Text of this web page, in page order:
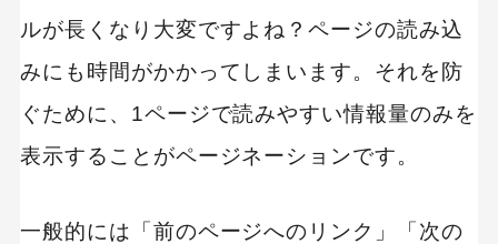
ルが長くなり大変ですよね？ページの読み込
みにも時間がかかってしまいます。それを防
ぐために、1ページで読みやすい情報量のみを
表示することがページネーションです。
一般的には「前のページへのリンク」「次の